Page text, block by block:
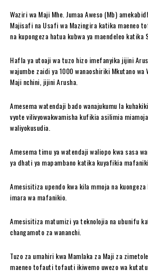
Waziri wa Maji Mhe. Jumaa Aweso (Mb)
Majisafi na Usafi wa Mazingira katika maeneo
na kupongeza hatua kubwa ya maendeleo katika
Hafla ya utoaji wa tuzo hizo imefanyika jijini
wajumbe zaidi ya 1000 wanaoshiriki Mkutano wa
Maji nchini, jijini Arusha.
Amesema watendaji bado wanajukumu la
vyote vilivyowakwamisha kufikia asilimia
waliyokusudia.
Amesema timu ya watendaji waliopo kwa sasa
ya dhati ya mapambano katika kuyafikia
Amesisitiza upendo kwa kila mmoja na
imara wa mafanikio.
Amesisitiza matumizi ya teknolojia na ubunifu
changamoto za wananchi.
Tuzo za umahiri kwa Mamlaka za Maji za
maeneo tofauti tofauti ikiwemo uwezo wa